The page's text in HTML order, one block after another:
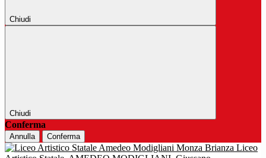
Chiudi
Chiudi
Conferma
Annulla Conferma
Liceo